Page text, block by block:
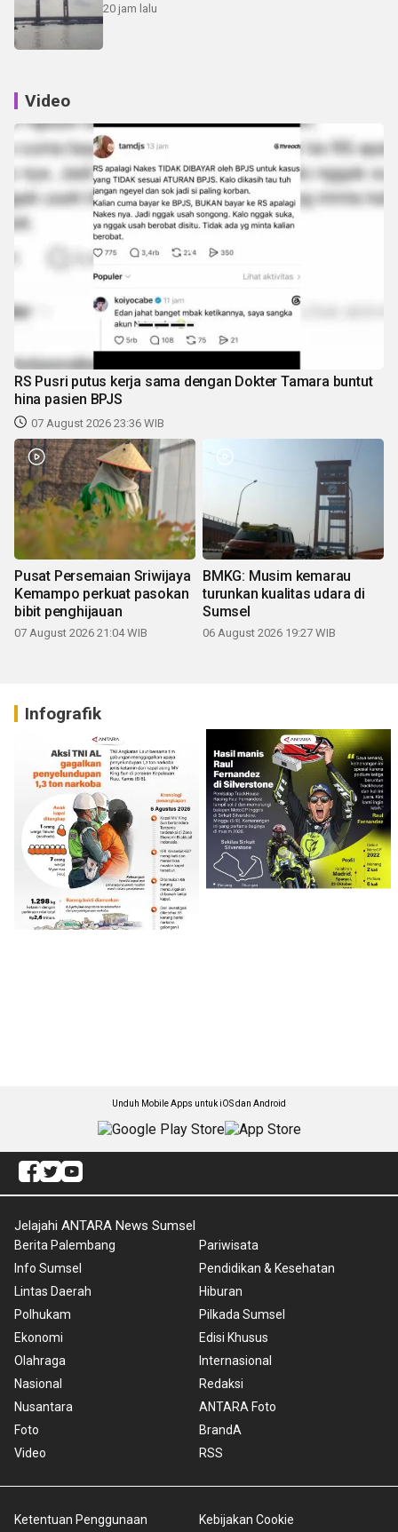
20 jam lalu
Video
RS Pusri putus kerja sama dengan Dokter Tamara buntut
hina pasien BPJS
07 August 2026 23:36 WIB
Pusat Persemaian Sriwijaya
Kemampo perkuat pasokan
bibit penghijauan
07 August 2026 21:04 WIB
BMKG: Musim kemarau
turunkan kualitas udara di
Sumsel
06 August 2026 19:27 WIB
Infografik
Unduh Mobile Apps untuk iOS dan Android
Jelajahi ANTARA News Sumsel
Berita Palembang
Info Sumsel
Lintas Daerah
Polhukam
Ekonomi
Olahraga
Nasional
Nusantara
Foto
Video
Pariwisata
Pendidikan & Kesehatan
Hiburan
Pilkada Sumsel
Edisi Khusus
Internasional
Redaksi
ANTARA Foto
BrandA
RSS
Ketentuan Penggunaan Kebijakan Cookie